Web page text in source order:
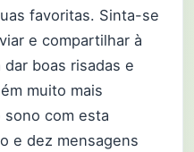
favoritas. Sinta-se
e compartilhar à
boas risadas e
muito mais
com esta
e dez mensagens